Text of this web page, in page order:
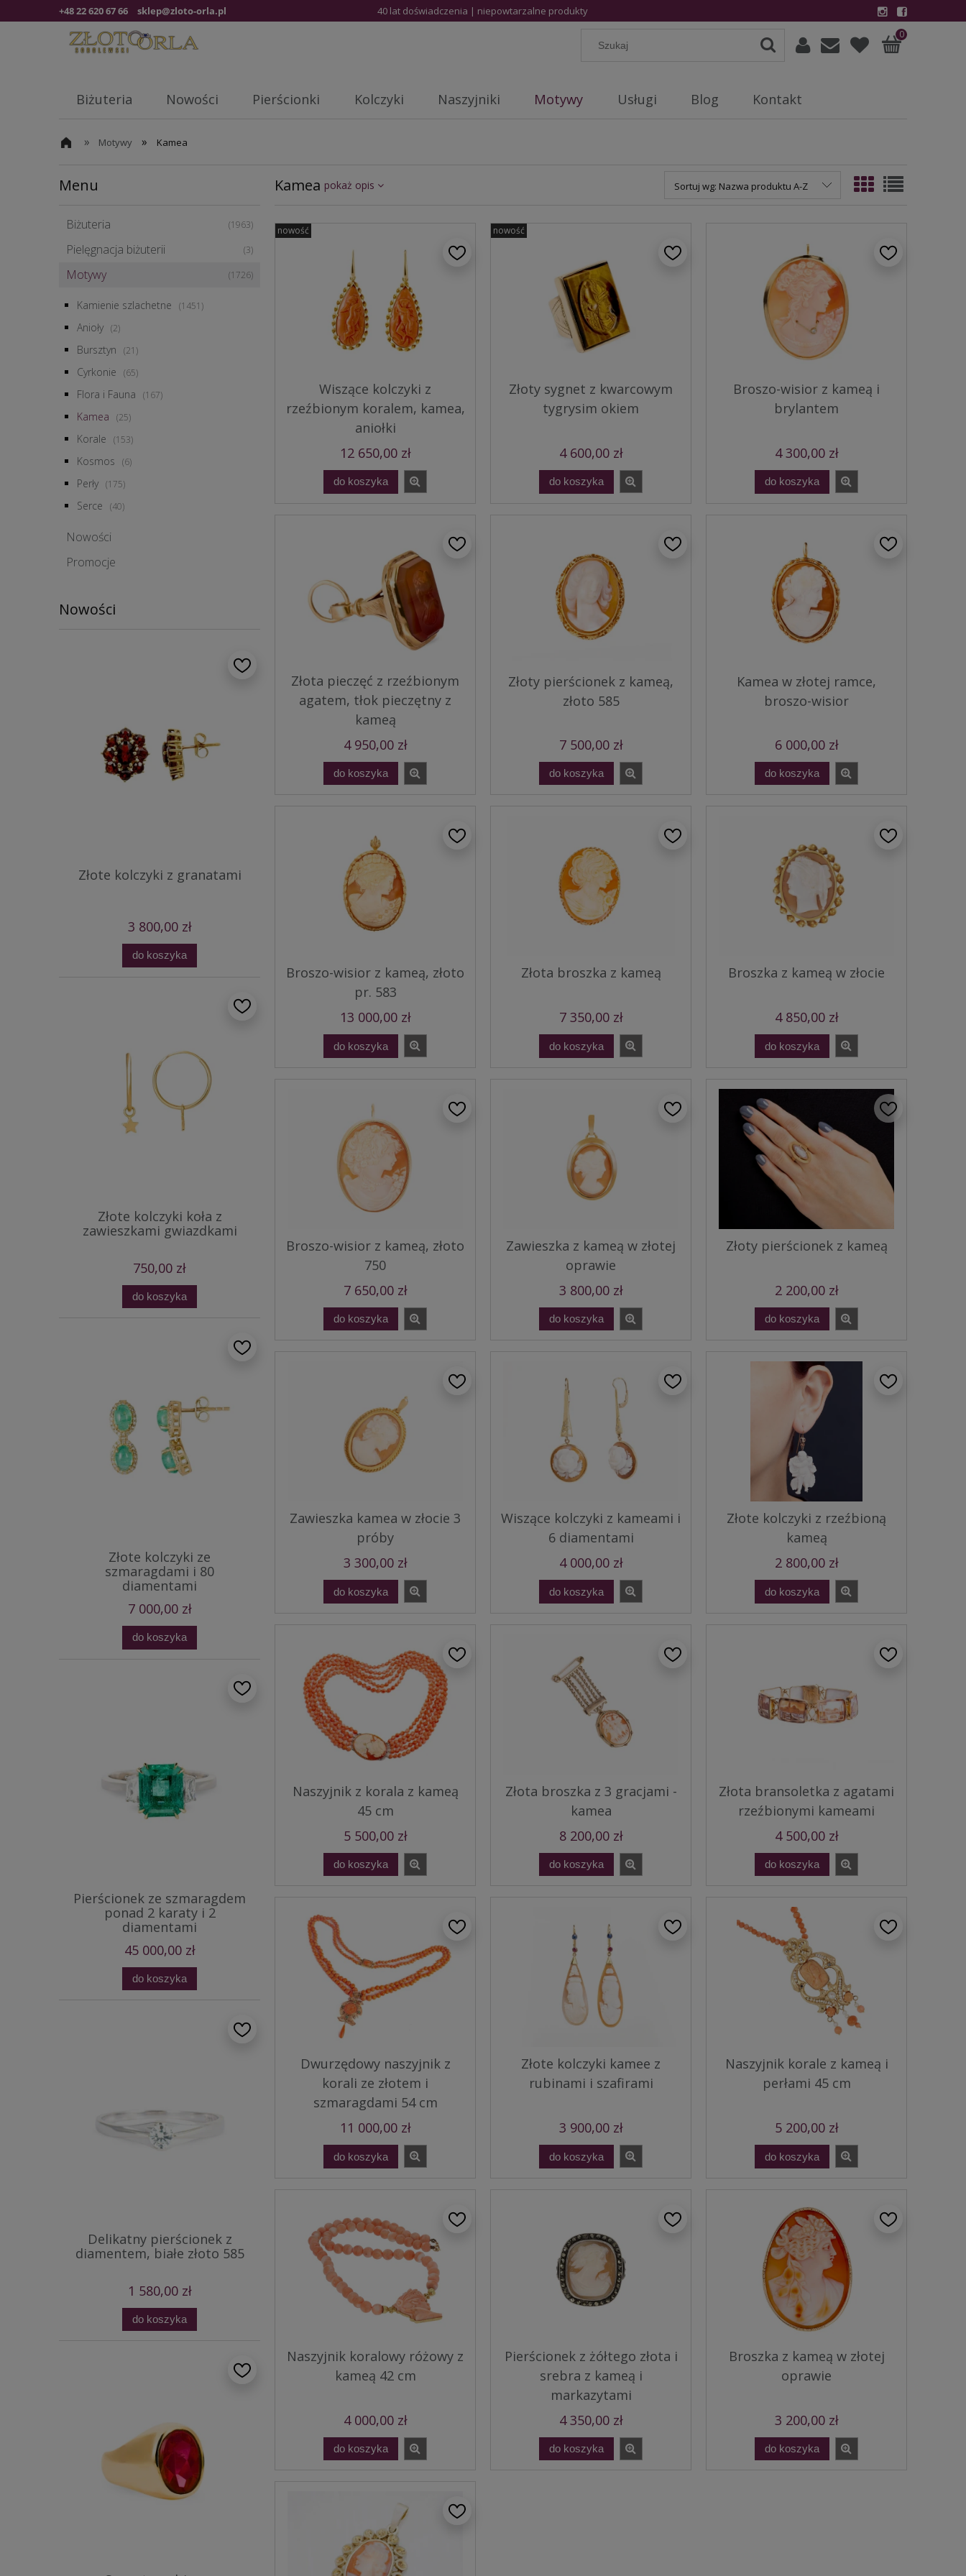
+48 22 620 67 66 sklep@zloto-orla.pl 40 lat doświadczenia | niepowtarzalne produkty
0
Biżuteria Nowości Pierścionki Kolczyki Naszyjniki Motywy Usługi Blog Kontakt
» Motywy » Kamea
Menu
Biżuteria (1963)
Pielęgnacja biżuterii (3)
Motywy (1726)
Kamienie szlachetne (1451)
Anioły (2)
Bursztyn (21)
Cyrkonie (65)
Flora i Fauna (167)
Kamea (25)
Korale (153)
Kosmos (6)
Perły (175)
Serce (40)
Nowości
Promocje
Nowości
Złote kolczyki z granatami
3 800,00 zł
do koszyka
Złote kolczyki koła z
zawieszkami gwiazdkami
750,00 zł
do koszyka
Złote kolczyki ze
szmaragdami i 80
diamentami
7 000,00 zł
do koszyka
Pierścionek ze szmaragdem
ponad 2 karaty i 2
diamentami
45 000,00 zł
do koszyka
Delikatny pierścionek z
diamentem, białe złoto 585
1 580,00 zł
do koszyka
Kamea pokaż opis Sortuj wg: Nazwa produktu A-Z
Wiszące kolczyki z
rzeźbionym koralem, kamea,
aniołki
12 650,00 zł
do koszyka
nowość
Złoty sygnet z kwarcowym
tygrysim okiem
4 600,00 zł
do koszyka
nowość
Broszo-wisior z kameą i
brylantem
4 300,00 zł
do koszyka
Złota pieczęć z rzeźbionym
agatem, tłok pieczętny z
kameą
4 950,00 zł
do koszyka
Złoty pierścionek z kameą,
złoto 585
7 500,00 zł
do koszyka
Kamea w złotej ramce,
broszo-wisior
6 000,00 zł
do koszyka
Broszo-wisior z kameą, złoto
pr. 583
13 000,00 zł
do koszyka
Złota broszka z kameą
7 350,00 zł
do koszyka
Broszka z kameą w złocie
4 850,00 zł
do koszyka
Broszo-wisior z kameą, złoto
750
7 650,00 zł
do koszyka
Zawieszka z kameą w złotej
oprawie
3 800,00 zł
do koszyka
Złoty pierścionek z kameą
2 200,00 zł
do koszyka
Zawieszka kamea w złocie 3
próby
3 300,00 zł
do koszyka
Wiszące kolczyki z kameami i
6 diamentami
4 000,00 zł
do koszyka
Złote kolczyki z rzeźbioną
kameą
2 800,00 zł
do koszyka
Naszyjnik z korala z kameą
45 cm
5 500,00 zł
do koszyka
Złota broszka z 3 gracjami -
kamea
8 200,00 zł
do koszyka
Złota bransoletka z agatami
rzeźbionymi kameami
4 500,00 zł
do koszyka
Dwurzędowy naszyjnik z
korali ze złotem i
szmaragdami 54 cm
11 000,00 zł
do koszyka
Złote kolczyki kamee z
rubinami i szafirami
3 900,00 zł
do koszyka
Naszyjnik korale z kameą i
perłami 45 cm
5 200,00 zł
do koszyka
Naszyjnik koralowy różowy z
kameą 42 cm
4 000,00 zł
do koszyka
Pierścionek z żółtego złota i
srebra z kameą i
markazytami
4 350,00 zł
do koszyka
Broszka z kameą w złotej
oprawie
3 200,00 zł
do koszyka